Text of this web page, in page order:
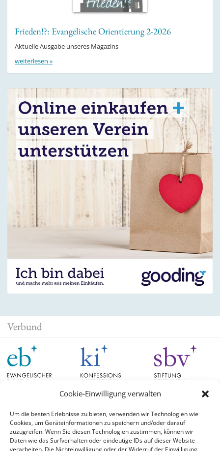
Cookie-Einwilligung verwalten
Um die besten Erlebnisse zu bieten, verwenden wir Technologien wie
Cookies, um Geräteinformationen zu speichern und/oder darauf
zuzugreifen. Wenn Sie diesen Technologien zustimmen, können wir
Daten wie das Surfverhalten oder eindeutige IDs auf dieser Website
verarbeiten. Die Nichteinwilligung oder der Widerruf der Einwilligung
Frieden!?: Evangelische Orientierung 2-2026
Aktuelle Ausgabe unseres Magazins
weiterlesen »
Verbund
Schlagwörter